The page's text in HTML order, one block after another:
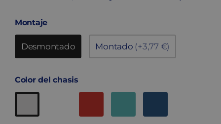
Montaje
Desmontado Montado (+3,77 €)
Color del chasis